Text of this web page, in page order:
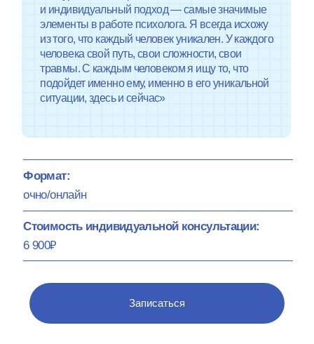
элементы в работе психолога. Я всегда исхожу
из того, что каждый человек уникален. У каждого
человека свой путь, свои сложности, свои
травмы. С каждым человеком я ищу то, что
подойдет именно ему, именно в его уникальной
ситуации, здесь и сейчас»
6 900₽
Стоимость индивидуальной консультации: